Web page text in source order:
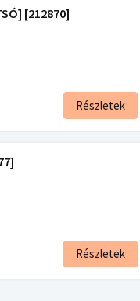
[212870]
Részletek
Részletek